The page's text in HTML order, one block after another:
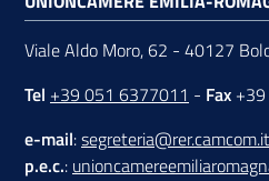
Viale Aldo Moro, 62 - 40127
Tel +39 051 6377011 - Fax
e-mail:segreteria@rer.camcom.it
p.e.c.: